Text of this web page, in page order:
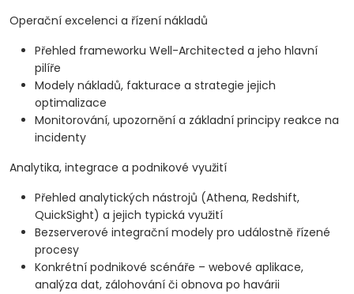
Operační excelenci a řízení nákladů
Přehled frameworku Well-Architected a jeho hlavní
pilíře
Modely nákladů, fakturace a strategie jejich
optimalizace
Monitorování, upozornění a základní principy reakce na
incidenty
Analytika, integrace a podnikové využití
Přehled analytických nástrojů (Athena, Redshift,
QuickSight) a jejich typická využití
Bezserverové integrační modely pro událostně řízené
procesy
Konkrétní podnikové scénáře – webové aplikace,
analýza dat, zálohování či obnova po havárii